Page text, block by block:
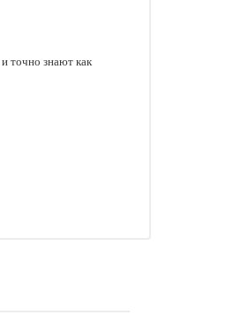
точно знают как